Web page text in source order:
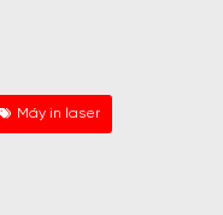
Máy in laser